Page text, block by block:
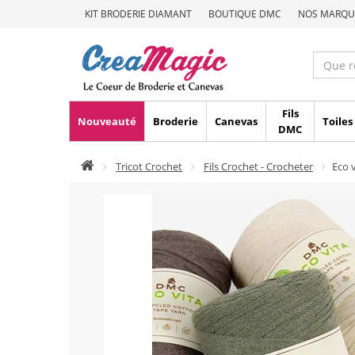
KIT BRODERIE DIAMANT BOUTIQUE DMC NOS
Nouveauté Broderie Canevas
Fils
DMC
Toiles
Tricot Crochet Fils Crochet - Crocheter Eco